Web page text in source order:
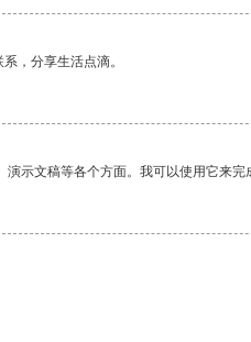
，分享生活点滴。
示文稿等各个方面。我可以使用它来完